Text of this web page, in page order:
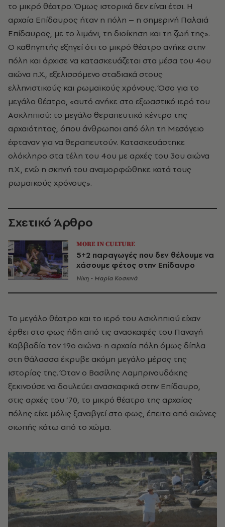
το μικρό θέατρο. Όμως ιστορικά δεν είναι έτσι. Η
αρχαία Επίδαυρος ήταν η πόλη – η σημερινή Παλαιά
Επίδαυρος, με το λιμάνι, τη διοίκηση και τη ζωή της».
Ο καθηγητής εξηγεί ότι το μικρό θέατρο ανήκε στην
πόλη και άρχισε να κατασκευάζεται στα μέσα του 4ου
αιώνα π.Χ., εξελισσόμενο σταδιακά στους
ελληνιστικούς και ρωμαϊκούς χρόνους. Όσο για το
μεγάλο θέατρο, «αυτό ανήκε στο εξωαστικό ιερό του
Ασκληπιού: το μεγάλο θεραπευτικό κέντρο της
αρχαιότητας, όπου άνθρωποι από όλη τη Μεσόγειο
έφταναν για να θεραπευτούν. Κατασκευάστηκε
ολόκληρο στα τέλη του 4ου με αρχές του 3ου αιώνα
π.Χ., ενώ η σκηνή του αναμορφώθηκε κατά τους
ρωμαϊκούς χρόνους».
Σχετικό Άρθρο
MORE IN CULTURE
5+2 παραγωγές που δεν θέλουμε να
χάσουμε φέτος στην Επίδαυρο
Νίκη - Μαρία Κοσκινά
Το μεγάλο θέατρο και το ιερό του Ασκληπιού είχαν
έρθει στο φως ήδη από τις ανασκαφές του Παναγή
Καββαδία τον 19ο αιώνα· η αρχαία πόλη όμως δίπλα
στη θάλασσα έκρυβε ακόμη μεγάλο μέρος της
ιστορίας της. Όταν ο Βασίλης Λαμπρινουδάκης
ξεκινούσε να δουλεύει ανασκαφικά στην Επίδαυρο,
στις αρχές του ’70, το μικρό θέατρο της αρχαίας
πόλης είχε μόλις ξαναβγεί στο φως, έπειτα από αιώνες
σιωπής κάτω από το χώμα.